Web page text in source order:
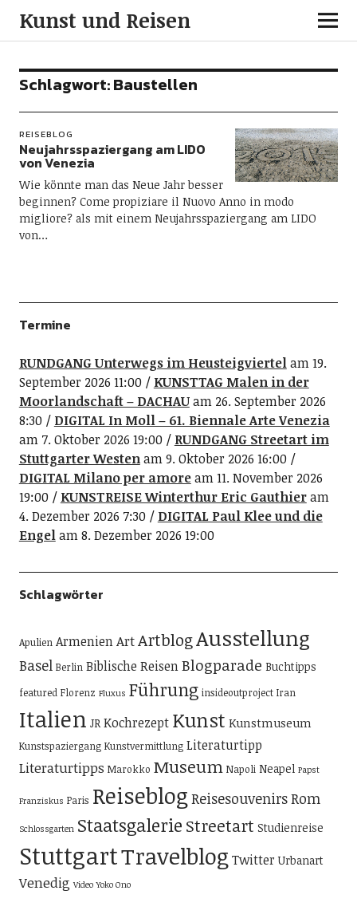
Kunst und Reisen
Schlagwort:Baustellen
REISEBLOG
Neujahrsspaziergang am LIDO
von Venezia
Wie könnte man das Neue Jahr besser
beginnen? Come propiziare il Nuovo Anno in modo
migliore? als mit einem Neujahrsspaziergang am LIDO
von…
Termine
RUNDGANG Unterwegs im Heusteigviertelam 19.
September 2026 11:00
KUNSTTAG Malen in der
Moorlandschaft – DACHAUam 26. September 2026
8:30
DIGITAL In Moll – 61. Biennale Arte Venezia
am 7. Oktober 2026 19:00
RUNDGANG Streetart im
Stuttgarter Westenam 9. Oktober 2026 16:00
DIGITAL Milano per amoream 11. November 2026
19:00
KUNSTREISE Winterthur Eric Gauthieram
4. Dezember 2026 7:30
DIGITAL Paul Klee und die
Engelam 8. Dezember 2026 19:00
Schlagwörter
Apulien ArmenienArtArtblogAusstellung
Basel Berlin Biblische ReisenBlogparade Buchtipps
featured Florenz Fluxus Führung insideoutproject Iran
Italien JR Kochrezept Kunst Kunstmuseum
Kunstspaziergang Kunstvermittlung Literaturtipp
Literaturtipps Marokko Museum Napoli Neapel Papst
Franziskus Paris Reiseblog ReisesouvenirsRom
Schlossgarten Staatsgalerie Streetart Studienreise
StuttgartTravelblog Twitter Urbanart
Venedig Video Yoko Ono